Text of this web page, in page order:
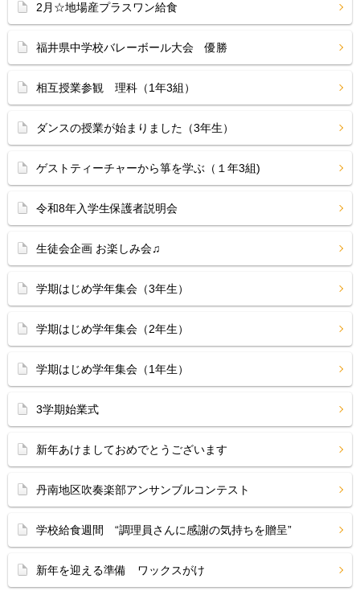
2月☆地場産プラスワン給食
福井県中学校バレーボール大会 優勝
相互授業参観 理科（1年3組）
ダンスの授業が始まりました（3年生）
ゲストティーチャーから箏を学ぶ（１年3組)
令和8年入学生保護者説明会
生徒会企画 お楽しみ会♫
学期はじめ学年集会（3年生）
学期はじめ学年集会（2年生）
学期はじめ学年集会（1年生）
3学期始業式
新年あけましておめでとうございます
丹南地区吹奏楽部アンサンブルコンテスト
学校給食週間 “調理員さんに感謝の気持ちを贈呈”
新年を迎える準備 ワックスがけ